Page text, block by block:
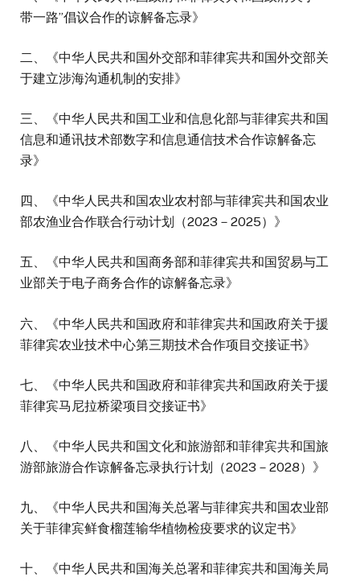
带一路”倡议合作的谅解备忘录》
二、《中华人民共和国外交部和菲律宾共和国外交部关
于建立涉海沟通机制的安排》
三、《中华人民共和国工业和信息化部与菲律宾共和国
信息和通讯技术部数字和信息通信技术合作谅解备忘
录》
四、《中华人民共和国农业农村部与菲律宾共和国农业
部农渔业合作联合行动计划（2023－2025）》
五、《中华人民共和国商务部和菲律宾共和国贸易与工
业部关于电子商务合作的谅解备忘录》
六、《中华人民共和国政府和菲律宾共和国政府关于援
菲律宾农业技术中心第三期技术合作项目交接证书》
七、《中华人民共和国政府和菲律宾共和国政府关于援
菲律宾马尼拉桥梁项目交接证书》
八、《中华人民共和国文化和旅游部和菲律宾共和国旅
游部旅游合作谅解备忘录执行计划（2023－2028）》
九、《中华人民共和国海关总署与菲律宾共和国农业部
关于菲律宾鲜食榴莲输华植物检疫要求的议定书》
十、《中华人民共和国海关总署和菲律宾共和国海关局